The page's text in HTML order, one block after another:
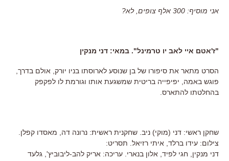
אני מוסיף: 300 אלף צופים, לא?
"ז'אטם איי לאב יו טרמינל". במאי: דני מנקין
הסרט מתאר את סיפורו של בן שנוסע לארוסתו בניו יורק, אולם בדרך,
פוגש באמה, יפיפייה בריטית שמשגעת אותו וגורמת לו לפקפק
בהחלטתו להתארס.
שחקן ראשי: דני (מוקי) ניב. שחקנית ראשית: נרונה דה, מאסדו קפלן.
צילום: עידו ברלד, איתי רזיאל. תסריט:
דני מנקין, חגי לפיד, אלון בנארי. עריכה: אריק להב-ליבוביץ', גלעד